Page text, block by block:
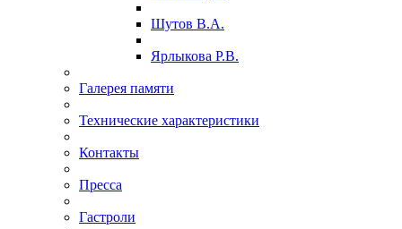
Шутов В.А.
Ярлыкова Р.В.
Галерея памяти
Технические характеристики
Контакты
Пресса
Гастроли